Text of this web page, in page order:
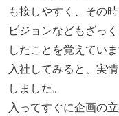
も接しやすく、その
ビジョンなどもざっ
したことを覚えていま
入社してみると、実
しました。
入ってすぐに企画の